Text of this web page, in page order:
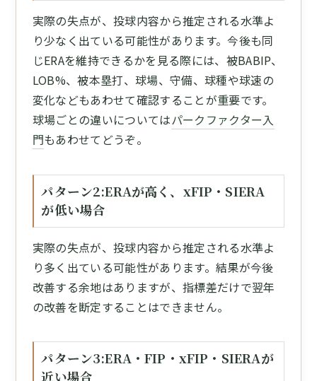
実際の失点が、投球内容から推定される水準よ
り少なく出ている可能性があります。今後も同
じERAを維持できるかを見る際には、被BABIP、
LOB%、被本塁打、球場、守備、球種や球速の
変化などもあわせて確認することが重要です。
球場ごとの違いについてはパークファクター入
門もあわせてどうぞ。
パターン2:ERAが高く、xFIP・SIERA
が低い場合
実際の失点が、投球内容から推定される水準よ
り多く出ている可能性があります。結果が今後
改善する余地はありますが、指標差だけで翌年
の改善を断定することはできません。
パターン3:ERA・FIP・xFIP・SIERAが
近い場合